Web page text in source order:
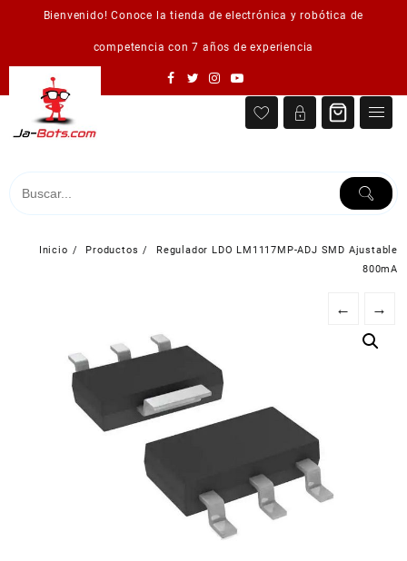
Bienvenido! Conoce la tienda de electrónica y robótica de
competencia con 7 años de experiencia
Inicio Productos
Regulador LDO LM1117MP-ADJ SMD Ajustable
800mA
← →